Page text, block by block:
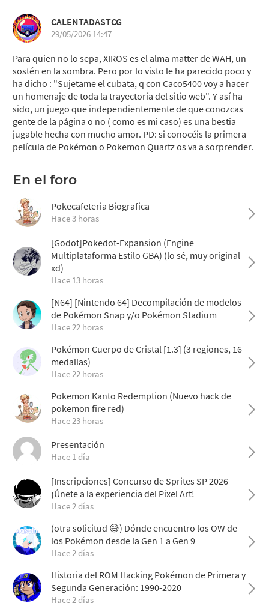
CALENTADASTCG
29/05/2026 14:47
Para quien no lo sepa, XIROS es el alma matter de WAH, un
sostén en la sombra. Pero por lo visto le ha parecido poco y
ha dicho : "Sujetame el cubata, q con Caco5400 voy a hacer
un homenaje de toda la trayectoria del sitio web". Y así ha
sido, un juego que independientemente de que conozcas
gente de la página o no ( como es mi caso) es una bestia
jugable hecha con mucho amor. PD: si conocéis la primera
película de Pokémon o Pokemon Quartz os va a sorprender.
En el foro
Pokecafeteria Biografica
Hace 3 horas
[Godot]Pokedot-Expansion (Engine
Multiplataforma Estilo GBA) (lo sé, muy original
xd)
Hace 13 horas
[N64] [Nintendo 64] Decompilación de modelos
de Pokémon Snap y/o Pokémon Stadium
Hace 22 horas
Pokémon Cuerpo de Cristal [1.3] (3 regiones, 16
medallas)
Hace 22 horas
Pokemon Kanto Redemption (Nuevo hack de
pokemon fire red)
Hace 23 horas
Presentación
Hace 1 día
[Inscripciones] Concurso de Sprites SP 2026 -
¡Únete a la experiencia del Pixel Art!
Hace 2 días
(otra solicitud 😅) Dónde encuentro los OW de
los Pokémon desde la Gen 1 a Gen 9
Hace 2 días
Historia del ROM Hacking Pokémon de Primera y
Segunda Generación: 1990-2020
Hace 2 días